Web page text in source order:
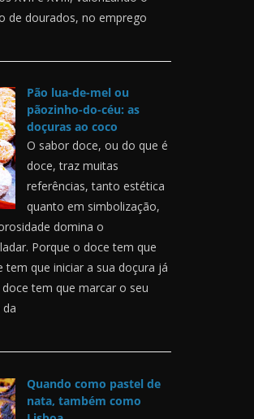
de dourados, no emprego
Pão lua-de-mel ou
pãozinho-do-céu: as
doçuras ao coco
O sabor doce, ou do que é
doce, traz muitas
referências, tanto estética
quanto em simbolização,
domina o
Porque o doce tem que
tem que iniciar a sua doçura já
tem que marcar o seu
Quando como pastel de
nata, também como